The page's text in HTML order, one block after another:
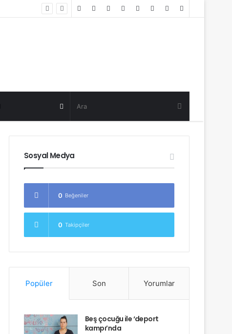
Random
Random
Post
Sosyal Medya
0 Beğeniler
0 Takipçiler
Popüler Son Yorumlar
Beş çocuğu ile ‘deport
kampı’nda